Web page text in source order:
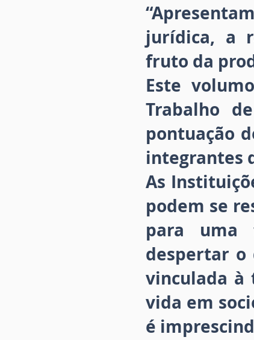
jurídica, a
fruto da
Este
Trabalho
pontuação
integrantes
As
podem se
para uma
despertar o
vinculada à
vida em
é